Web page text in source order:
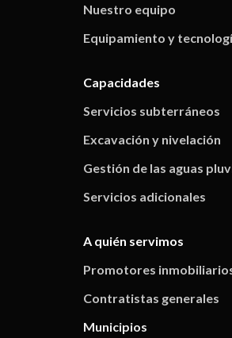
Nuestro equipo
Equipamiento y
Capacidades
Servicios subterráneos
Excavación y nivelación
Gestión de las aguas
Servicios adicionales
A quién servimos
Promotores
Contratistas generales
Municipios